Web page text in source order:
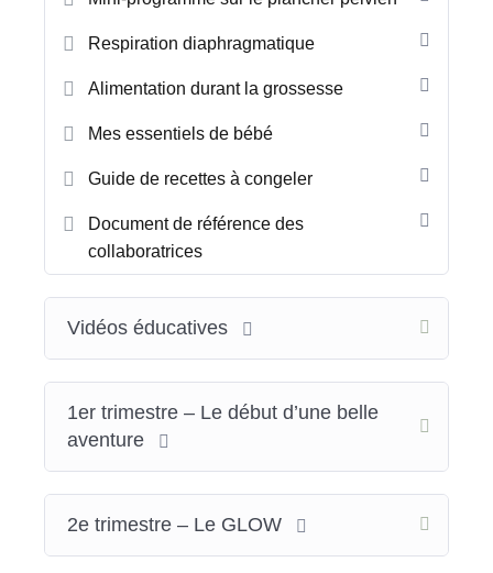
Respiration diaphragmatique
Alimentation durant la grossesse
Mes essentiels de bébé
Guide de recettes à congeler
Document de référence des
collaboratrices
Vidéos éducatives
1er trimestre – Le début d’une belle
aventure
2e trimestre – Le GLOW